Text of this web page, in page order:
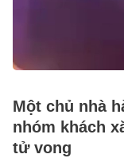
Một chủ nhà
nhóm khách
tử vong